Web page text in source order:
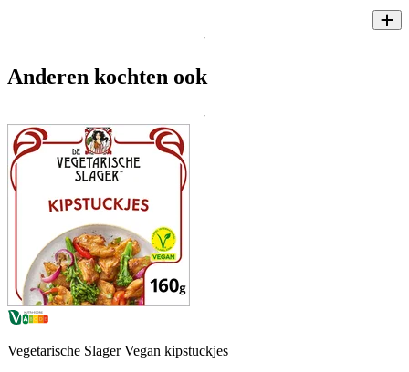
Anderen kochten ook
Vegetarische Slager Vegan kipstuckjes